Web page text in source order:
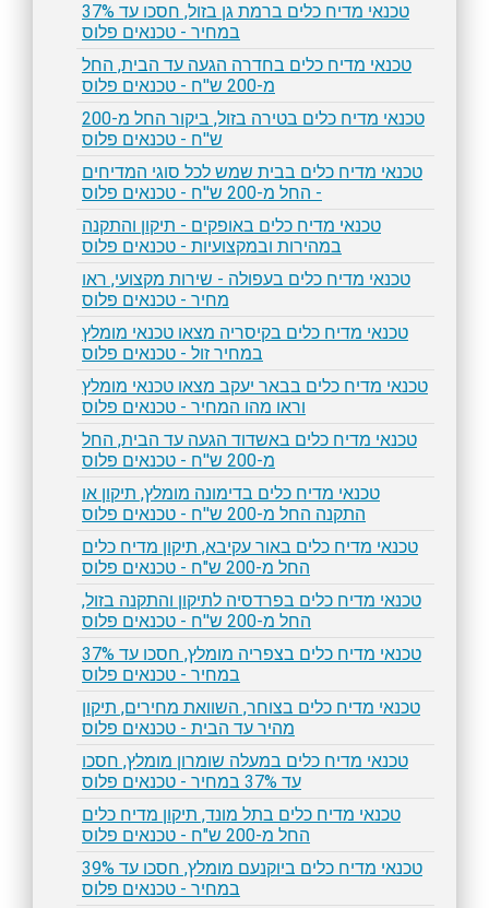
טכנאי מדיח כלים ברמת גן בזול, חסכו עד 37%
במחיר - טכנאים פלוס
טכנאי מדיח כלים בחדרה הגעה עד הבית, החל
מ-200 ש''ח - טכנאים פלוס
טכנאי מדיח כלים בטירה בזול, ביקור החל מ-200
ש''ח - טכנאים פלוס
טכנאי מדיח כלים בבית שמש לכל סוגי המדיחים
- החל מ-200 ש''ח - טכנאים פלוס
טכנאי מדיח כלים באופקים - תיקון והתקנה
במהירות ובמקצועיות - טכנאים פלוס
טכנאי מדיח כלים בעפולה - שירות מקצועי, ראו
מחיר - טכנאים פלוס
טכנאי מדיח כלים בקיסריה מצאו טכנאי מומלץ
במחיר זול - טכנאים פלוס
טכנאי מדיח כלים בבאר יעקב מצאו טכנאי מומלץ
וראו מהו המחיר - טכנאים פלוס
טכנאי מדיח כלים באשדוד הגעה עד הבית, החל
מ-200 ש''ח - טכנאים פלוס
טכנאי מדיח כלים בדימונה מומלץ, תיקון או
התקנה החל מ-200 ש''ח - טכנאים פלוס
טכנאי מדיח כלים באור עקיבא, תיקון מדיח כלים
החל מ-200 ש"ח - טכנאים פלוס
טכנאי מדיח כלים בפרדסיה לתיקון והתקנה בזול,
החל מ-200 ש''ח - טכנאים פלוס
טכנאי מדיח כלים בצפריה מומלץ, חסכו עד 37%
במחיר - טכנאים פלוס
טכנאי מדיח כלים בצוחר, השוואת מחירים, תיקון
מהיר עד הבית - טכנאים פלוס
טכנאי מדיח כלים במעלה שומרון מומלץ, חסכו
עד 37% במחיר - טכנאים פלוס
טכנאי מדיח כלים בתל מונד, תיקון מדיח כלים
החל מ-200 ש"ח - טכנאים פלוס
טכנאי מדיח כלים ביוקנעם מומלץ, חסכו עד 39%
במחיר - טכנאים פלוס